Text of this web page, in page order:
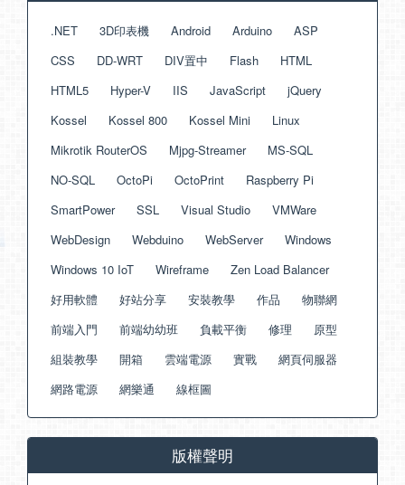
.NET 3D印表機 Android Arduino
ASP
CSS
DD-WRT DIV置中 Flash
HTML
HTML5
Hyper-V IIS JavaScript
jQuery
Kossel
Kossel 800 Kossel Mini
Linux
Mikrotik RouterOS
Mjpg-Streamer
MS-SQL
NO-SQL
OctoPi OctoPrint
Raspberry Pi
SmartPower
SSL Visual Studio
VMWare
WebDesign
Webduino WebServer
Windows
Windows 10 IoT
Wireframe
Zen Load Balancer
好用軟體
好站分享 安裝教學 作品
物聯網
前端入門
前端幼幼班 負載平衡 修理
原型
組裝教學
開箱 雲端電源 實戰
網頁伺服器
網路電源
網樂通 線框圖
版權聲明